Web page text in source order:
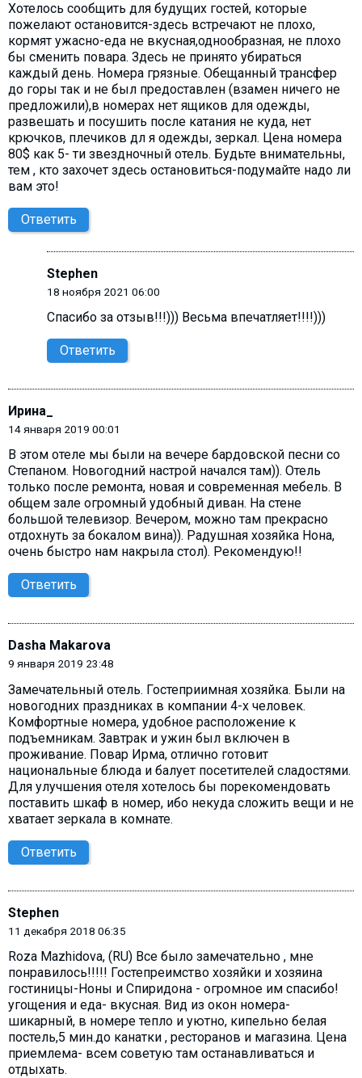
Хотелось сообщить для будущих гостей, которые
пожелают остановится-здесь встречают не плохо,
кормят ужасно-еда не вкусная,однообразная, не плохо
бы сменить повара. Здесь не принято убираться
каждый день. Номера грязные. Обещанный трансфер
до горы так и не был предоставлен (взамен ничего не
предложили),в номерах нет ящиков для одежды,
развешать и посушить после катания не куда, нет
крючков, плечиков дл я одежды, зеркал. Цена номера
80$ как 5- ти звездночный отель. Будьте внимательны,
тем , кто захочет здесь остановиться-подумайте надо ли
вам это!
Ответить
Stephen
18 ноября 2021 06:00
Спасибо за отзыв!!!))) Весьма впечатляет!!!!)))
Ответить
Ирина_
14 января 2019 00:01
В этом отеле мы были на вечере бардовской песни со
Степаном. Новогодний настрой начался там)). Отель
только после ремонта, новая и современная мебель. В
общем зале огромный удобный диван. На стене
большой телевизор. Вечером, можно там прекрасно
отдохнуть за бокалом вина)). Радушная хозяйка Нона,
очень быстро нам накрыла стол). Рекомендую!!
Ответить
Dasha Makarova
9 января 2019 23:48
Замечательный отель. Гостеприимная хозяйка. Были на
новогодних праздниках в компании 4-х человек.
Комфортные номера, удобное расположение к
подъемникам. Завтрак и ужин был включен в
проживание. Повар Ирма, отлично готовит
национальные блюда и балует посетителей сладостями.
Для улучшения отеля хотелось бы порекомендовать
поставить шкаф в номер, ибо некуда сложить вещи и не
хватает зеркала в комнате.
Ответить
Stephen
11 декабря 2018 06:35
Roza Mazhidova, (RU) Все было замечательно , мне
понравилось!!!!! Гостепреимство хозяйки и хозяина
гостиницы-Ноны и Спиридона - огромное им спасибо!
угощения и еда- вкусная. Вид из окон номера-
шикарный, в номере тепло и уютно, кипельно белая
постель,5 мин.до канатки , ресторанов и магазина. Цена
приемлема- всем советую там останавливаться и
отдыхать.